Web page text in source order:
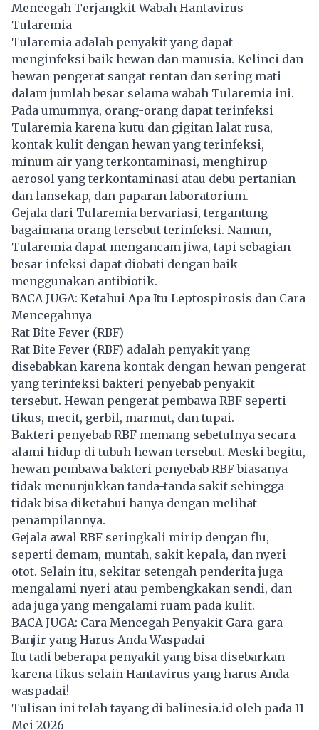
Mencegah Terjangkit Wabah Hantavirus
Tularemia
Tularemia adalah penyakit yang dapat
menginfeksi baik hewan dan manusia. Kelinci dan
hewan pengerat sangat rentan dan sering mati
dalam jumlah besar selama wabah Tularemia ini.
Pada umumnya, orang-orang dapat terinfeksi
Tularemia karena kutu dan gigitan lalat rusa,
kontak kulit dengan hewan yang terinfeksi,
minum air yang terkontaminasi, menghirup
aerosol yang terkontaminasi atau debu pertanian
dan lansekap, dan paparan laboratorium.
Gejala dari Tularemia bervariasi, tergantung
bagaimana orang tersebut terinfeksi. Namun,
Tularemia dapat mengancam jiwa, tapi sebagian
besar infeksi dapat diobati dengan baik
menggunakan antibiotik.
BACA JUGA: Ketahui Apa Itu Leptospirosis dan Cara
Mencegahnya
Rat Bite Fever (RBF)
Rat Bite Fever (RBF) adalah penyakit yang
disebabkan karena kontak dengan hewan pengerat
yang terinfeksi bakteri penyebab penyakit
tersebut. Hewan pengerat pembawa RBF seperti
tikus, mecit, gerbil, marmut, dan tupai.
Bakteri penyebab RBF memang sebetulnya secara
alami hidup di tubuh hewan tersebut. Meski begitu,
hewan pembawa bakteri penyebab RBF biasanya
tidak menunjukkan tanda-tanda sakit sehingga
tidak bisa diketahui hanya dengan melihat
penampilannya.
Gejala awal RBF seringkali mirip dengan flu,
seperti demam, muntah, sakit kepala, dan nyeri
otot. Selain itu, sekitar setengah penderita juga
mengalami nyeri atau pembengkakan sendi, dan
ada juga yang mengalami ruam pada kulit.
BACA JUGA: Cara Mencegah Penyakit Gara-gara
Banjir yang Harus Anda Waspadai
Itu tadi beberapa penyakit yang bisa disebarkan
karena tikus selain Hantavirus yang harus Anda
waspadai!
Tulisan ini telah tayang dibalinesia.id oleh pada 11
Mei 2026